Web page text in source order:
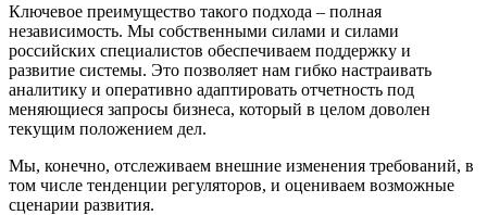
Ключевое преимущество такого подхода – полная
независимость. Мы собственными силами и силами
российских специалистов обеспечиваем поддержку и
развитие системы. Это позволяет нам гибко настраивать
аналитику и оперативно адаптировать отчетность под
меняющиеся запросы бизнеса, который в целом доволен
текущим положением дел.
Мы, конечно, отслеживаем внешние изменения требований, в
том числе тенденции регуляторов, и оцениваем возможные
сценарии развития.